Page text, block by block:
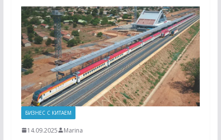
БИЗНЕС С КИТАЕМ
14.09.2025 Marina